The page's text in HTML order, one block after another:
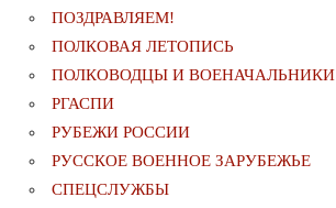
ПОЗДРАВЛЯЕМ!
ПОЛКОВАЯ ЛЕТОПИСЬ
ПОЛКОВОДЦЫ И ВОЕНАЧАЛЬНИКИ
РГАСПИ
РУБЕЖИ РОССИИ
РУССКОЕ ВОЕННОЕ ЗАРУБЕЖЬЕ
СПЕЦСЛУЖБЫ